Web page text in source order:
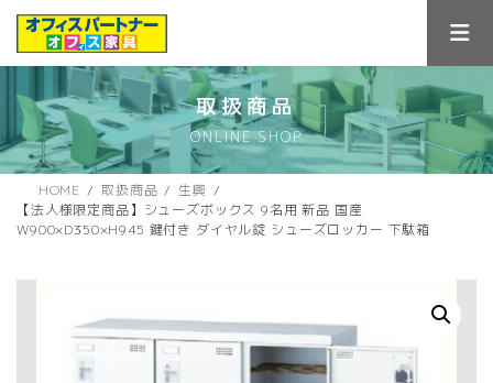
ス
キ
ン
に
取扱商品
ONLINE SHOP
HOME 取扱商品
生興
【法人様限定商品】シューズボックス 9名用 新品 国産
W900×D350×H945 鍵付き ダイヤル錠 シューズロッカー 下駄箱